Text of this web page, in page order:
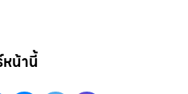
หน้านี้